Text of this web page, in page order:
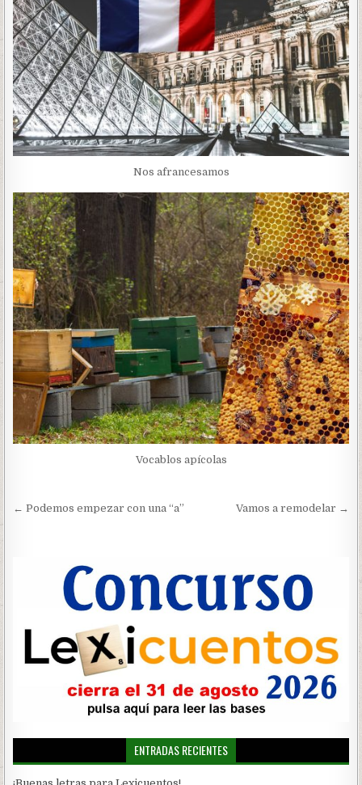
Nos afrancesamos
Vocablos apícolas
Navegación
← Podemos empezar con una “a” Vamos a remodelar →
ENTRADAS RECIENTES
¡Buenas letras para Lexicuentos!